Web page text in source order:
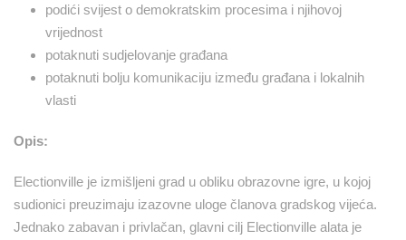
podići svijest o demokratskim procesima i njihovoj
vrijednost
potaknuti sudjelovanje građana
potaknuti bolju komunikaciju između građana i lokalnih
vlasti
Opis:
Electionville je izmišljeni grad u obliku obrazovne igre, u kojoj
sudionici preuzimaju izazovne uloge članova gradskog vijeća.
Jednako zabavan i privlačan, glavni cilj Electionville alata je